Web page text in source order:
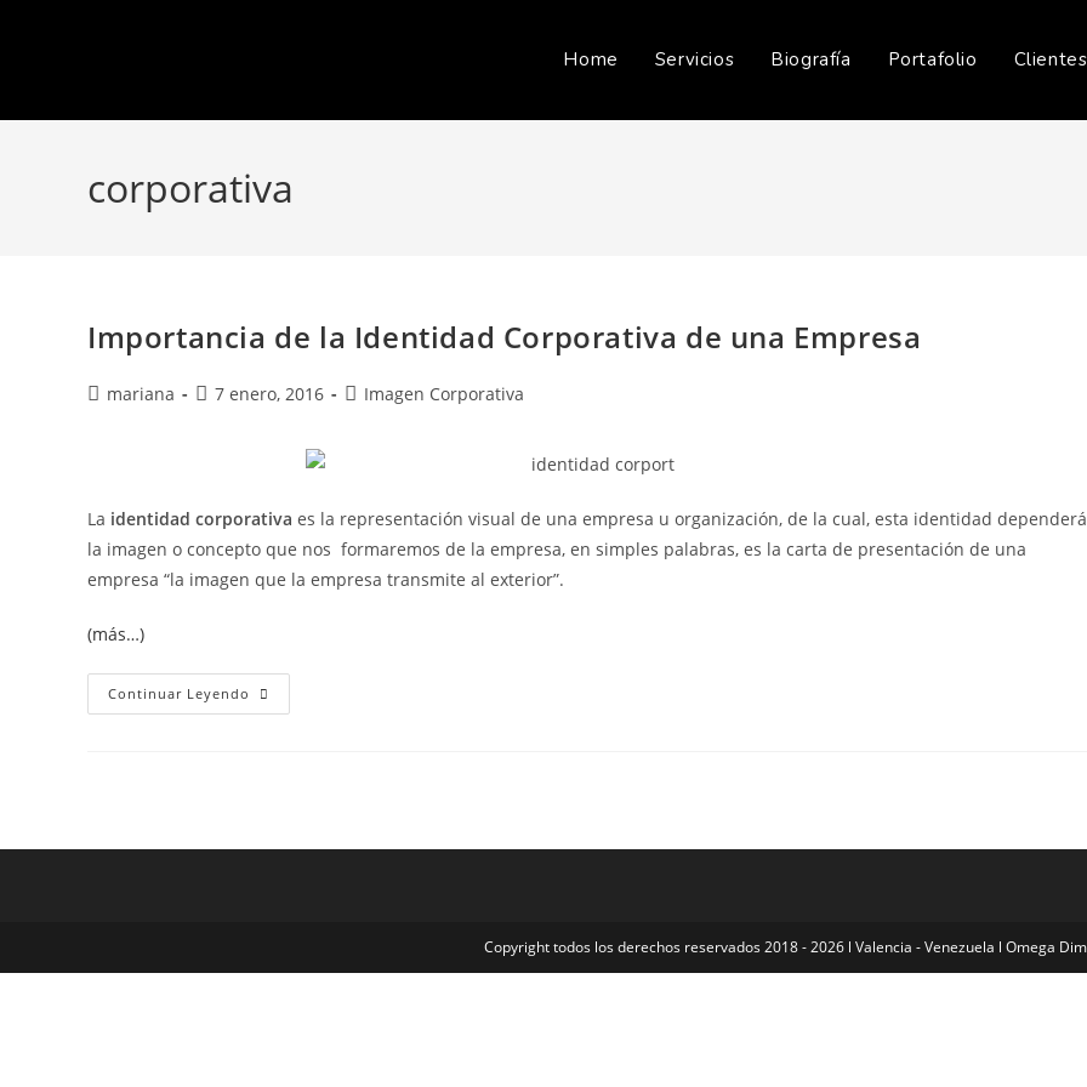
Home Servicios Biografía Portafolio Clientes
corporativa
Importancia de la Identidad Corporativa de una Empresa
mariana 7 enero, 2016 Imagen Corporativa
La identidad corporativa es la representación visual de una empresa u organización, de la cual, esta identidad dependerá
la imagen o concepto que nos formaremos de la empresa, en simples palabras, es la carta de presentación de una
empresa “la imagen que la empresa transmite al exterior”.
(más…)
Continuar Leyendo
Copyright todos los derechos reservados 2018 - 2026 l Valencia - Venezuela l Omega